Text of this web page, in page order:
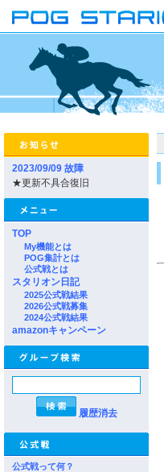
2023/09/09 故障
★更新不具合復旧
TOP
My機能とは
POG集計とは
公式戦とは
スタリオン日記
2025公式戦結果
2026公式戦募集
2024公式戦結果
amazonキャンペーン
履歴消去
公式戦って何？